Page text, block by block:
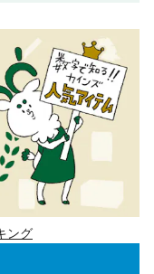
ング